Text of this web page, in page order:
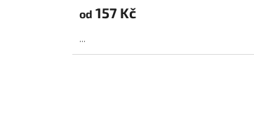
od 157 Kč
...